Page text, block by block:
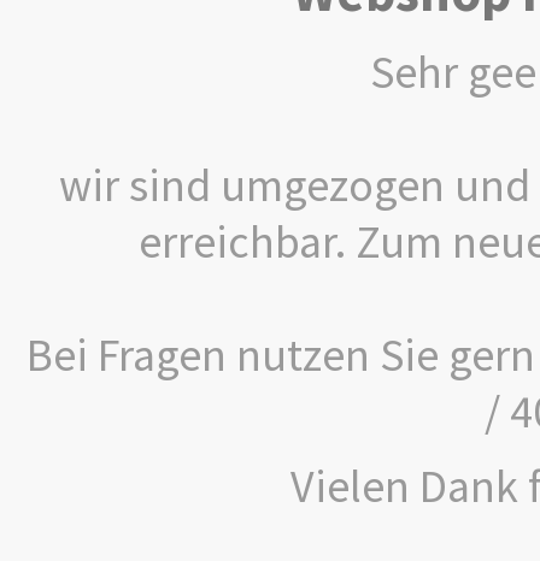
Sehr
wir sind umgezogen
erreichbar. Zum
Bei Fragen nutzen Sie
/
Vielen Dank